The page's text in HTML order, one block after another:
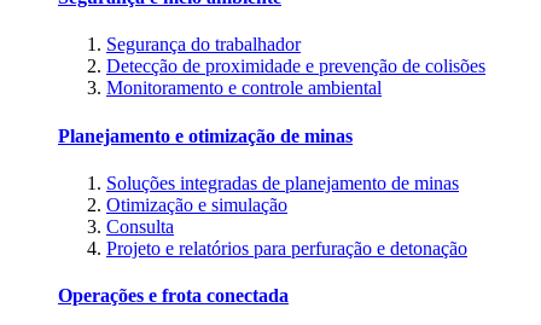
Segurança do trabalhador
Detecção de proximidade e prevenção de colisões
Monitoramento e controle ambiental
Planejamento e otimização de minas
Soluções integradas de planejamento de minas
Otimização e simulação
Consulta
Projeto e relatórios para perfuração e detonação
Operações e frota conectada